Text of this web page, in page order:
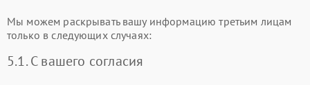
Мы можем раскрывать вашу информацию третьим лицам
только в следующих случаях:
5.1. С вашего согласия